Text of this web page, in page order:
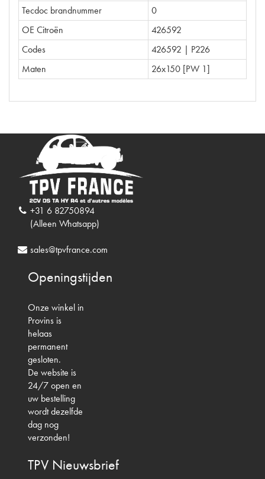
Tecdoc brandnummer
0
OE Citroën
426592
Codes
426592 | P226
Maten
26x150 [PW 1]
+31 6 82750894
(Alleen Whatsapp)
sales@tpvfrance.com
Openingstijden
Onze winkel in
Provins is
helaas
permanent
gesloten.
De website is
24/7 open en
uw bestelling
wordt dezelfde
dag nog
verzonden!
TPV Nieuwsbrief